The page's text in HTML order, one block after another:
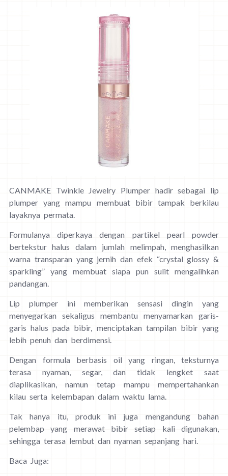
CANMAKE Twinkle Jewelry Plumper hadir sebagai lip
plumper yang mampu membuat bibir tampak berkilau
layaknya permata.
Formulanya diperkaya dengan partikel pearl powder
bertekstur halus dalam jumlah melimpah, menghasilkan
warna transparan yang jernih dan efek “crystal glossy &
sparkling” yang membuat siapa pun sulit mengalihkan
pandangan.
Lip plumper ini memberikan sensasi dingin yang
menyegarkan sekaligus membantu menyamarkan garis-
garis halus pada bibir, menciptakan tampilan bibir yang
lebih penuh dan berdimensi.
Dengan formula berbasis oil yang ringan, teksturnya
terasa nyaman, segar, dan tidak lengket saat
diaplikasikan, namun tetap mampu mempertahankan
kilau serta kelembapan dalam waktu lama.
Tak hanya itu, produk ini juga mengandung bahan
pelembap yang merawat bibir setiap kali digunakan,
sehingga terasa lembut dan nyaman sepanjang hari.
Baca Juga: